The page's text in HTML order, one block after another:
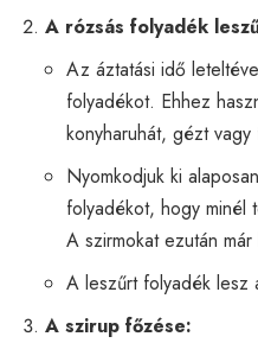
A rózsás folyadék
Az áztatási idő
folyadékot. Ehhez
konyharuhát, gézt vagy
Nyomkodjuk ki
folyadékot, hogy minél
A szirmokat ezután
A leszűrt folyadék lesz
A szirup főzése: